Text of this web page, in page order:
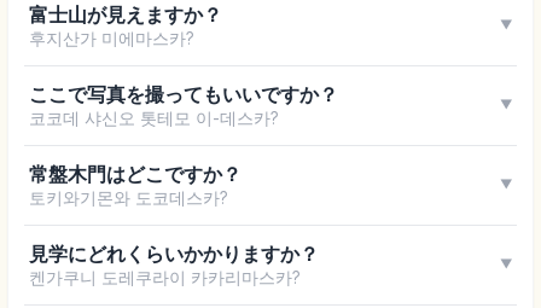
富士山が見えますか？
후지산가 미에마스카?
▼
ここで写真を撮ってもいいですか？
코코데 샤신오 톳테모 이-데스카?
▼
常盤木門はどこですか？
토키와기몬와 도코데스카?
▼
見学にどれくらいかかりますか？
켄가쿠니 도레쿠라이 카카리마스카?
▼